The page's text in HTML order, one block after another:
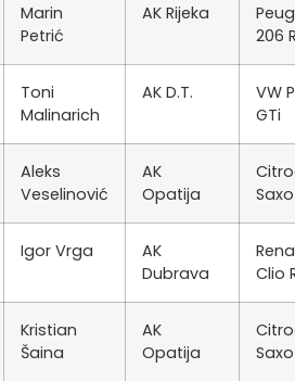
Marin
Petrić
AK Rijeka
206
Toni
Malinarich
AK D.T.
VW
GTi
Aleks
Veselinović
AK
Opatija
Saxo
Igor Vrga
AK
Dubrava
Clio
Kristian
Šaina
AK
Opatija
Saxo